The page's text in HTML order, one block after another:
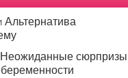
Альтернатива
Неожиданные сюрпризы